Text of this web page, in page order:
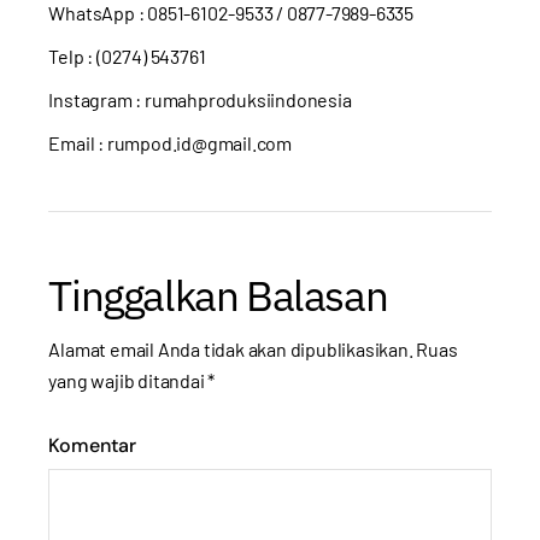
WhatsApp : 0851-6102-9533/ 0877-7989-6335
Telp : (0274) 543761
Instagram : rumahproduksiindonesia
Email : rumpod.id@gmail.com
Tinggalkan Balasan
Alamat email Anda tidak akan dipublikasikan. Ruas
yang wajib ditandai*
Komentar